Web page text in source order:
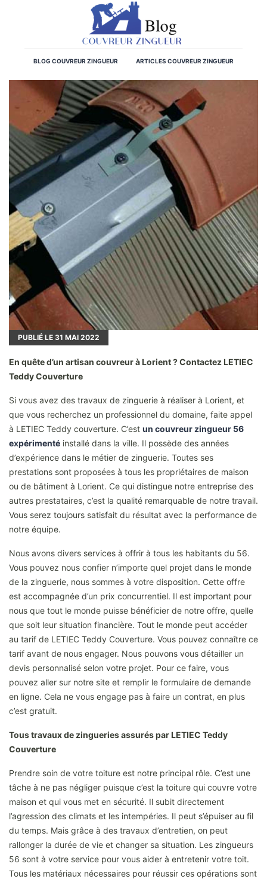
BLOG COUVREUR ZINGUEUR ARTICLES COUVREUR ZINGUEUR
PUBLIÉ LE 31 MAI 2022
En quête d’un artisan couvreur à Lorient ? Contactez LETIEC
Teddy Couverture
Si vous avez des travaux de zinguerie à réaliser à Lorient, et
que vous recherchez un professionnel du domaine, faite appel
à LETIEC Teddy couverture. C’est un couvreur zingueur 56
expérimenté installé dans la ville. Il possède des années
d’expérience dans le métier de zinguerie. Toutes ses
prestations sont proposées à tous les propriétaires de maison
ou de bâtiment à Lorient. Ce qui distingue notre entreprise des
autres prestataires, c’est la qualité remarquable de notre travail.
Vous serez toujours satisfait du résultat avec la performance de
notre équipe.
Nous avons divers services à offrir à tous les habitants du 56.
Vous pouvez nous confier n’importe quel projet dans le monde
de la zinguerie, nous sommes à votre disposition. Cette offre
est accompagnée d’un prix concurrentiel. Il est important pour
nous que tout le monde puisse bénéficier de notre offre, quelle
que soit leur situation financière. Tout le monde peut accéder
au tarif de LETIEC Teddy Couverture. Vous pouvez connaître ce
tarif avant de nous engager. Nous pouvons vous détailler un
devis personnalisé selon votre projet. Pour ce faire, vous
pouvez aller sur notre site et remplir le formulaire de demande
en ligne. Cela ne vous engage pas à faire un contrat, en plus
c’est gratuit.
Tous travaux de zingueries assurés par LETIEC Teddy
Couverture
Prendre soin de votre toiture est notre principal rôle. C’est une
tâche à ne pas négliger puisque c’est la toiture qui couvre votre
maison et qui vous met en sécurité. Il subit directement
l’agression des climats et les intempéries. Il peut s’épuiser au fil
du temps. Mais grâce à des travaux d’entretien, on peut
rallonger la durée de vie et changer sa situation. Les zingueurs
56 sont à votre service pour vous aider à entretenir votre toit.
Tous les matériaux nécessaires pour réussir ces opérations sont